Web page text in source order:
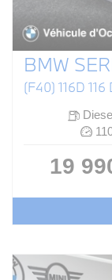
BMW
(F40) 116D 116
19